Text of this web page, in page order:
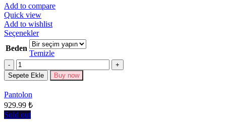
Add to compare
Quick view
Add to wishlist
SeçeneklerBu
ürünün
birden
fazla
varyasyonu
var.
Beden
Temizle
Miktar
Sepete Ekle Buy now
Pantolon
929.99 ₺
Sold out